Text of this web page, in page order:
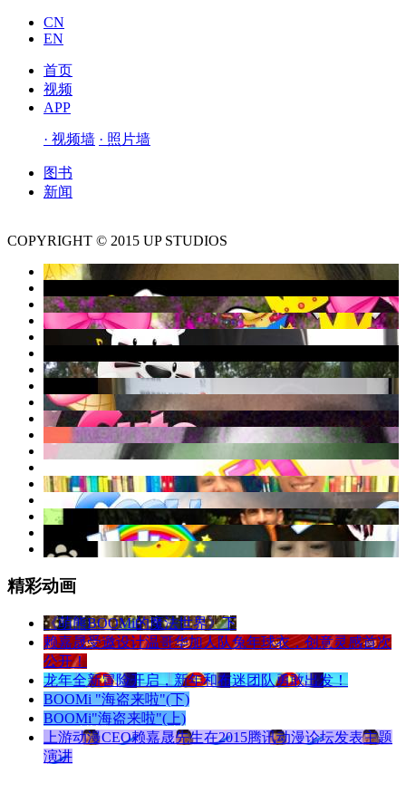
CN
EN
首页
视频
APP
· 视频墙 · 照片墙
图书
新闻
COPYRIGHT © 2015 UP STUDIOS
精彩动画
《萌熊BOOMi的魔法世界》下
赖嘉晟受邀设计温哥华加人队兔年球衣，创意灵感首次
公开！
龙年全新冒险开启，新年和布迷团队勇敢出发！
BOOMi "海盗来啦"(下)
BOOMi"海盗来啦"(上)
上游动漫CEO赖嘉晟先生在2015腾讯动漫论坛发表主题
演讲